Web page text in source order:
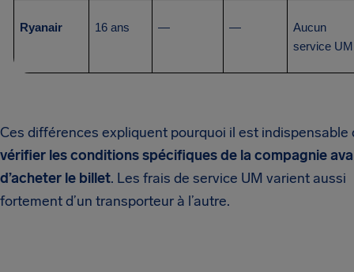
Ryanair 16 ans — —
Aucun
service UM
Ces différences expliquent pourquoi il est indispensable
vérifier les conditions spécifiques de la compagnie
d’acheter le billet. Les frais de service UM varient aussi
fortement d’un transporteur à l’autre.